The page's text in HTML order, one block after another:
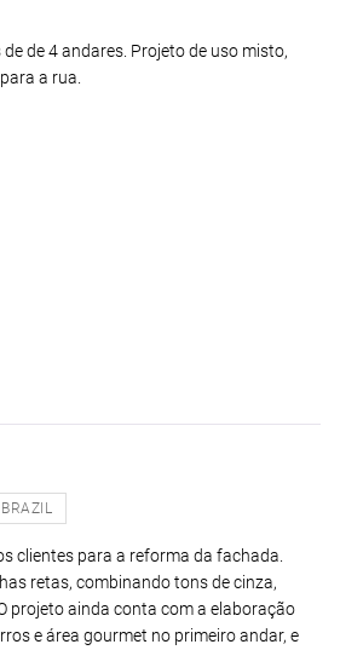
de 4 andares. Projeto de uso misto,
a rua.
BRAZIL
clientes para a reforma da fachada.
retas, combinando tons de cinza,
projeto ainda conta com a elaboração
e área gourmet no primeiro andar, e